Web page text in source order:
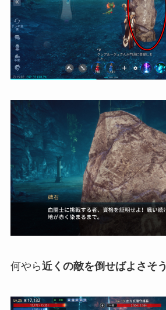
何やら近くの敵を倒せばよさそう